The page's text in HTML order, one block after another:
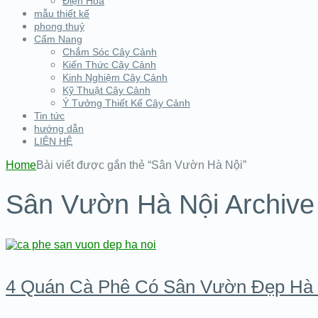
mẫu thiết kế
phong thuỷ
Cẩm Nang
Chắm Sóc Cây Cảnh
Kiến Thức Cây Cảnh
Kinh Nghiệm Cây Cảnh
Kỹ Thuật Cây Cảnh
Ý Tưởng Thiết Kế Cây Cảnh
Tin tức
hướng dẫn
LIÊN HỆ
HomeBài viết được gắn thẻ “Sân Vườn Hà Nội”
Sân Vườn Hà Nội Archive
4 Quán Cà Phê Có Sân Vườn Đẹp Hà